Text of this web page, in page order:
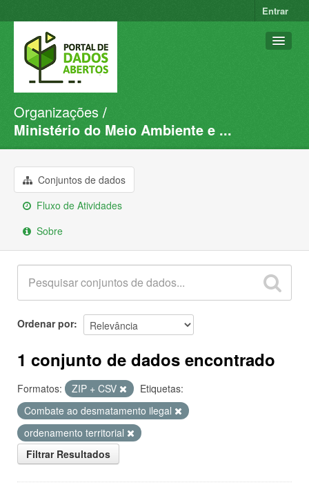
Entrar
Conjuntos de dados
Organizações
Sobre
Organizações
Ministério do Meio Ambiente e ...
Conjuntos de dados
Fluxo de Atividades
Sobre
Ordenar por
1 conjunto de dados encontrado
Formatos: ZIP + CSV
Etiquetas:
Combate ao desmatamento ilegal
ordenamento territorial
Filtrar Resultados